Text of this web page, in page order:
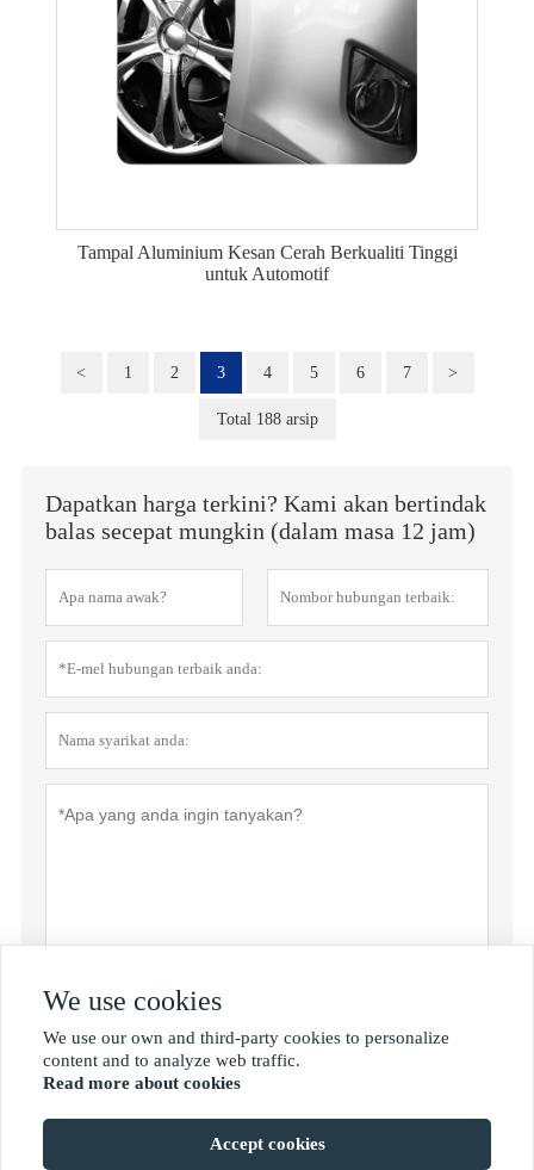
Tampal Aluminium Kesan Cerah Berkualiti Tinggi
untuk Automotif
< 1 2 3 4 5 6 7 >
Total 188 arsip
Dapatkan harga terkini? Kami akan bertindak
balas secepat mungkin (dalam masa 12 jam)
We use cookies
We use our own and third-party cookies to personalize
content and to analyze web traffic.
Read more about cookies
Accept cookies